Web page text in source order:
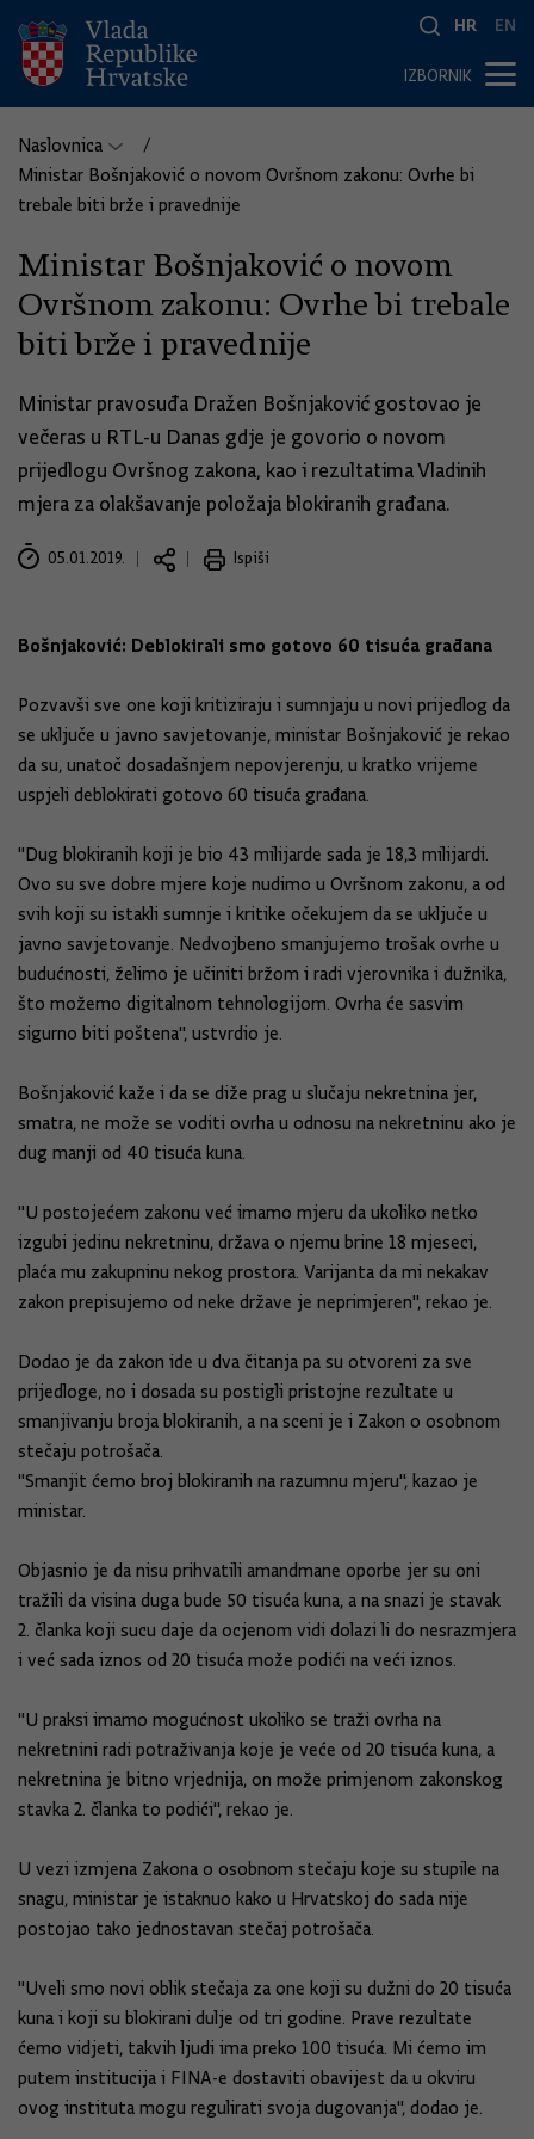
HR EN
IZBORNIK
Naslovnica
Ministar Bošnjaković o novom Ovršnom zakonu: Ovrhe bi
trebale biti brže i pravednije
Ministar Bošnjaković o novom
Ovršnom zakonu: Ovrhe bi trebale
biti brže i pravednije
Ministar pravosuđa Dražen Bošnjaković gostovao je
večeras u RTL-u Danas gdje je govorio o novom
prijedlogu Ovršnog zakona, kao i rezultatima Vladinih
mjera za olakšavanje položaja blokiranih građana.
05.01.2019. Ispiši
Bošnjaković: Deblokirali smo gotovo 60 tisuća građana
Pozvavši sve one koji kritiziraju i sumnjaju u novi prijedlog da
se uključe u javno savjetovanje, ministar Bošnjaković je rekao
da su, unatoč dosadašnjem nepovjerenju, u kratko vrijeme
uspjeli deblokirati gotovo 60 tisuća građana.
"Dug blokiranih koji je bio 43 milijarde sada je 18,3 milijardi.
Ovo su sve dobre mjere koje nudimo u Ovršnom zakonu, a od
svih koji su istakli sumnje i kritike očekujem da se uključe u
javno savjetovanje. Nedvojbeno smanjujemo trošak ovrhe u
budućnosti, želimo je učiniti bržom i radi vjerovnika i dužnika,
što možemo digitalnom tehnologijom. Ovrha će sasvim
sigurno biti poštena", ustvrdio je.
Bošnjaković kaže i da se diže prag u slučaju nekretnina jer,
smatra, ne može se voditi ovrha u odnosu na nekretninu ako je
dug manji od 40 tisuća kuna.
"U postojećem zakonu već imamo mjeru da ukoliko netko
izgubi jedinu nekretninu, država o njemu brine 18 mjeseci,
plaća mu zakupninu nekog prostora. Varijanta da mi nekakav
zakon prepisujemo od neke države je neprimjeren", rekao je.
Dodao je da zakon ide u dva čitanja pa su otvoreni za sve
prijedloge, no i dosada su postigli pristojne rezultate u
smanjivanju broja blokiranih, a na sceni je i Zakon o osobnom
stečaju potrošača.
"Smanjit ćemo broj blokiranih na razumnu mjeru", kazao je
ministar.
Objasnio je da nisu prihvatili amandmane oporbe jer su oni
tražili da visina duga bude 50 tisuća kuna, a na snazi je stavak
2. članka koji sucu daje da ocjenom vidi dolazi li do nesrazmjera
i već sada iznos od 20 tisuća može podići na veći iznos.
"U praksi imamo mogućnost ukoliko se traži ovrha na
nekretnini radi potraživanja koje je veće od 20 tisuća kuna, a
nekretnina je bitno vrjednija, on može primjenom zakonskog
stavka 2. članka to podići", rekao je.
U vezi izmjena Zakona o osobnom stečaju koje su stupile na
snagu, ministar je istaknuo kako u Hrvatskoj do sada nije
postojao tako jednostavan stečaj potrošača.
"Uveli smo novi oblik stečaja za one koji su dužni do 20 tisuća
kuna i koji su blokirani dulje od tri godine. Prave rezultate
ćemo vidjeti, takvih ljudi ima preko 100 tisuća. Mi ćemo im
putem institucija i FINA-e dostaviti obavijest da u okviru
ovog instituta mogu regulirati svoja dugovanja", dodao je.